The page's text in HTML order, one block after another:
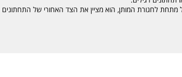
מתחת לחגורת המותן, הוא מציין את הצד האחורי של התחתונים